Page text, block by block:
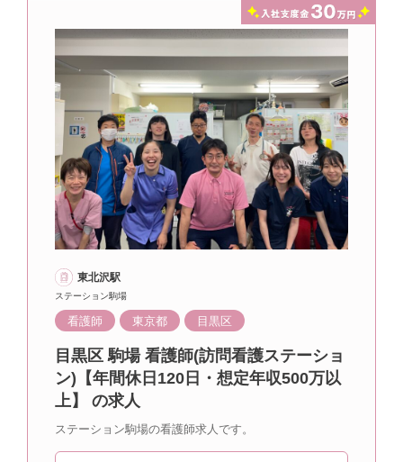
東北沢駅
ステーション駒場
看護師 東京都 目黒区
目黒区 駒場 看護師(訪問看護ステーショ
ン)【年間休日120日・想定年収500万以
上】 の求人
ステーション駒場の看護師求人です。